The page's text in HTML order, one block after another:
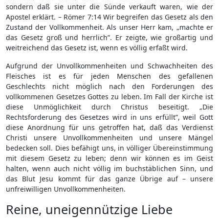
sondern daß sie unter die Sünde verkauft waren, wie der
Apostel erklärt. – Römer 7:14 Wir begreifen das Gesetz als den
Zustand der Vollkommenheit. Als unser Herr kam, „machte er
das Gesetz groß und herrlich”. Er zeigte, wie großartig und
weitreichend das Gesetz ist, wenn es völlig erfaßt wird.
Aufgrund der Unvollkommenheiten und Schwachheiten des
Fleisches ist es für jeden Menschen des gefallenen
Geschlechts nicht möglich nach den Forderungen des
vollkommenen Gesetzes Gottes zu leben. Im Fall der Kirche ist
diese Unmöglichkeit durch Christus beseitigt. „Die
Rechtsforderung des Gesetzes wird in uns erfüllt”, weil Gott
diese Anordnung für uns getroffen hat, daß das Verdienst
Christi unsere Unvollkommenheiten und unsere Mängel
bedecken soll. Dies befähigt uns, in völliger Übereinstimmung
mit diesem Gesetz zu leben; denn wir können es im Geist
halten, wenn auch nicht völlig im buchstäblichen Sinn, und
das Blut Jesu kommt für das ganze Übrige auf – unsere
unfreiwilligen Unvollkommenheiten.
Reine, uneigennützige Liebe